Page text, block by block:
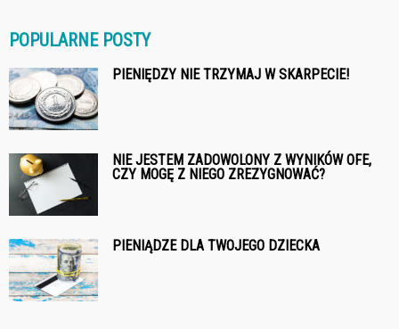
POPULARNE POSTY
PIENIĘDZY NIE TRZYMAJ W SKARPECIE!
NIE JESTEM ZADOWOLONY Z WYNIKÓW OFE,
CZY MOGĘ Z NIEGO ZREZYGNOWAĆ?
PIENIĄDZE DLA TWOJEGO DZIECKA